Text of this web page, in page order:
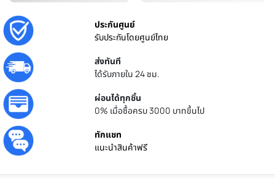
ประกันศูนย์
รับประกันโดยศูนย์ไทย
ส่งทันที
ได้รับภายใน 24 ชม.
ผ่อนได้ทุกชิ้น
0% เมื่อซื้อครบ 3000 บาทขึ้นไป
ทักแชท
แนะนำสินค้าฟรี